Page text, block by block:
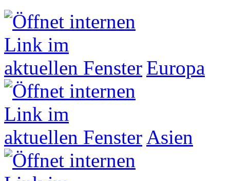
Europa
Asien